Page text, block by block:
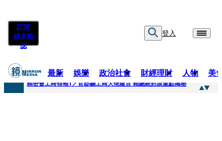
訂閱
紙本雜
誌
登入
最新 娛樂 政治社會 財經理財 人物 美
快訊
賴密會工商領袖1／官邸聽工商大佬建言 賴總統對談重點揭秘